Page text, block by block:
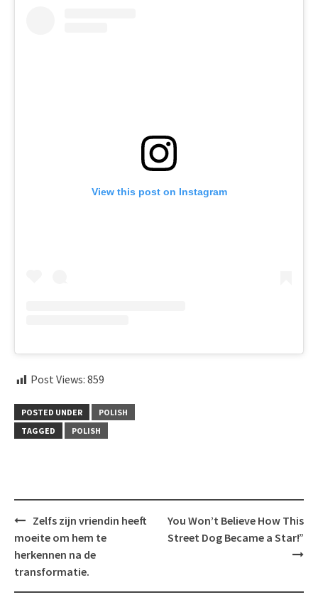
View this post on Instagram
Post Views: 859
POSTED UNDER
POLISH
TAGGED
POLISH
Post
navigation
Zelfs zijn vriendin heeft
moeite om hem te
herkennen na de
transformatie.
You Won’t Believe How This
Street Dog Became a Star!”